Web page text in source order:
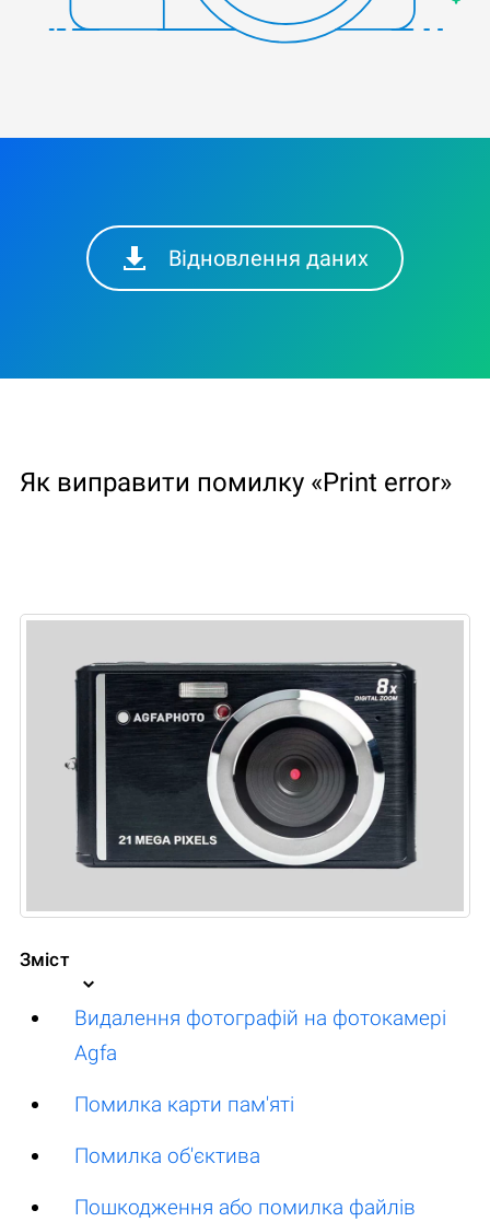
Відновлення даних
Як виправити помилку «Print error»
Зміст
Видалення фотографій на фотокамері
Agfa
Помилка карти пам'яті
Помилка об'єктива
Пошкодження або помилка файлів